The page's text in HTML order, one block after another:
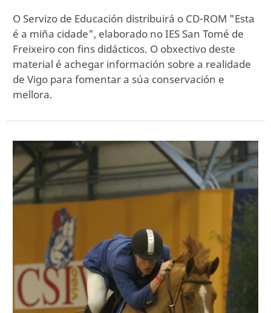
O Servizo de Educación distribuirá o CD-ROM "Esta
é a miña cidade", elaborado no IES San Tomé de
Freixeiro con fins didácticos. O obxectivo deste
material é achegar información sobre a realidade
de Vigo para fomentar a súa conservación e
mellora.